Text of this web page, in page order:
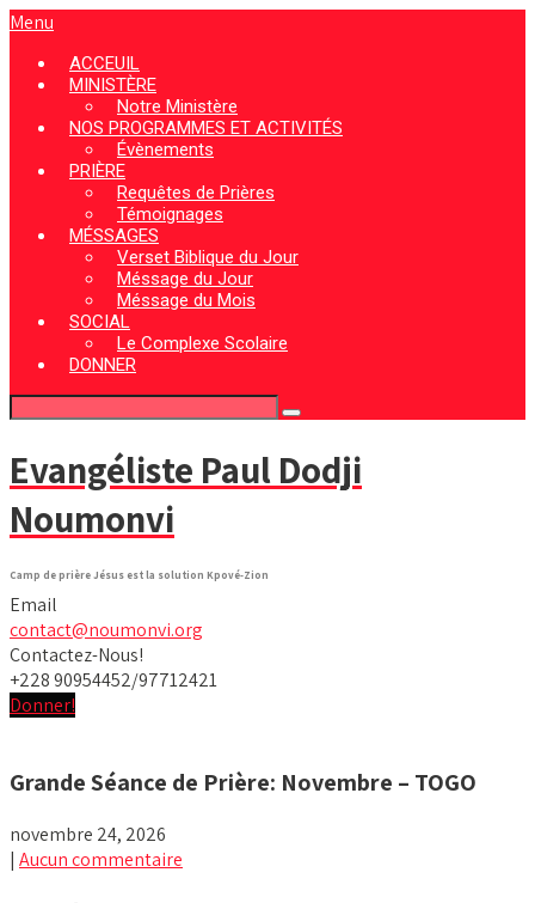
Menu
ACCEUIL
MINISTÈRE
Notre Ministère
NOS PROGRAMMES ET ACTIVITÉS
Évènements
PRIÈRE
Requêtes de Prières
Témoignages
MÉSSAGES
Verset Biblique du Jour
Méssage du Jour
Méssage du Mois
SOCIAL
Le Complexe Scolaire
DONNER
Evangéliste Paul Dodji
Noumonvi
Camp de prière Jésus est la solution Kpové-Zion
Email
contact@noumonvi.org
Contactez-Nous!
+228 90954452/97712421
Donner!
Grande Séance de Prière: Novembre – TOGO
novembre 24, 2026
| Aucun commentaire